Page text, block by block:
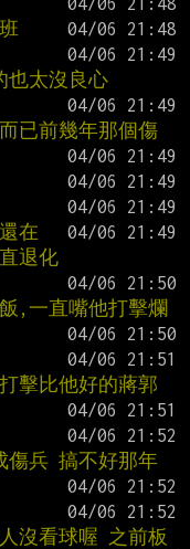
太沒良心
已前幾年那個傷
在
退化
,一直嘴他打擊爛
擊比他好的蔣郭
傷兵 搞不好那年
沒看球喔 之前板